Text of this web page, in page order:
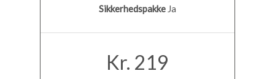
Sikkerhedspakke Ja
Kr. 219